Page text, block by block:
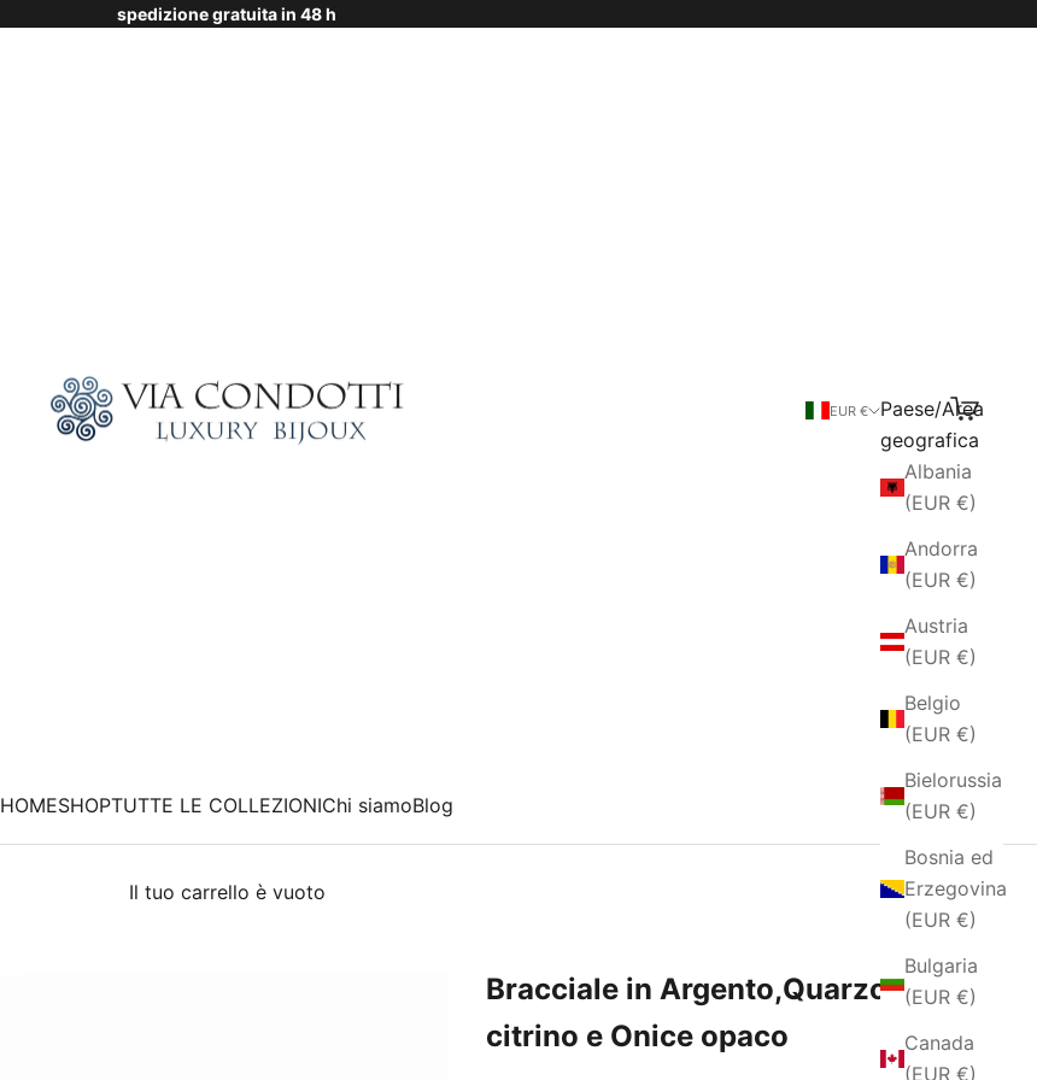
spedizione gratuita in 48 h
Via Condotti Store
HOMESHOPTUTTE LE COLLEZIONIChi siamoBlog
EUR €
Paese/Area
geografica
Albania
(EUR €)
Andorra
(EUR €)
Austria
(EUR €)
Belgio
(EUR €)
Bielorussia
(EUR €)
Bosnia ed
Erzegovina
(EUR €)
Bulgaria
(EUR €)
Canada
(EUR €)
CercaCarrello
Il tuo carrello è vuoto
Bracciale in Argento,Quarzo
citrino e Onice opaco